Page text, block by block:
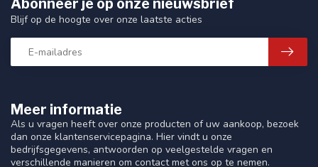
Meer informatie
Als u vragen heeft over onze producten of uw aankoop, bezoek
dan onze klantenservicepagina. Hier vindt u onze
bedrijfsgegevens, antwoorden op veelgestelde vragen en
verschillende manieren om contact met ons op te nemen.
Abonneer je op onze nieuwsbrief
Blijf op de hoogte over onze laatste acties